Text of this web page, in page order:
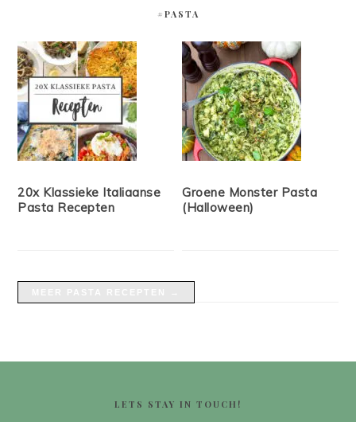
#PASTA
20x Klassieke Italiaanse
Pasta Recepten
Groene Monster Pasta
(Halloween)
LETS STAY IN TOUCH!